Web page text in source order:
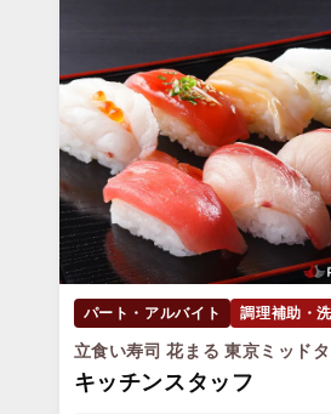
パート・アルバイト 調理補助・
立食い寿司 花まる 東京ミッド
キッチンスタッフ